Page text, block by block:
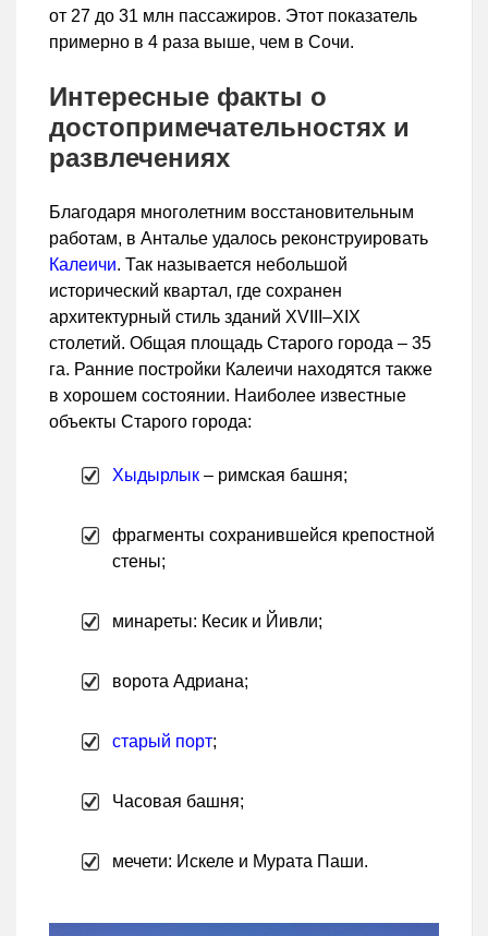
от 27 до 31 млн пассажиров. Этот показатель
примерно в 4 раза выше, чем в Сочи.
Интересные факты о
достопримечательностях и
развлечениях
Благодаря многолетним восстановительным
работам, в Анталье удалось реконструировать
Калеичи. Так называется небольшой
исторический квартал, где сохранен
архитектурный стиль зданий XVIII–XIX
столетий. Общая площадь Старого города – 35
га. Ранние постройки Калеичи находятся также
в хорошем состоянии. Наиболее известные
объекты Старого города:
Хыдырлык – римская башня;
фрагменты сохранившейся крепостной
стены;
минареты: Кесик и Йивли;
ворота Адриана;
старый порт;
Часовая башня;
мечети: Искеле и Мурата Паши.